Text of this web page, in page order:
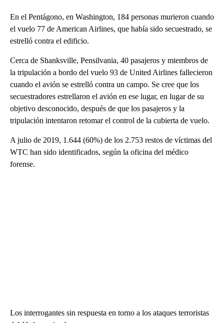
En el Pentágono, en Washington, 184 personas murieron cuando
el vuelo 77 de American Airlines, que había sido secuestrado, se
estrelló contra el edificio.
Cerca de Shanksville, Pensilvania, 40 pasajeros y miembros de
la tripulación a bordo del vuelo 93 de United Airlines fallecieron
cuando el avión se estrelló contra un campo. Se cree que los
secuestradores estrellaron el avión en ese lugar, en lugar de su
objetivo desconocido, después de que los pasajeros y la
tripulación intentaron retomar el control de la cubierta de vuelo.
A julio de 2019, 1.644 (60%) de los 2.753 restos de víctimas del
WTC han sido identificados, según la oficina del médico
forense.
Los interrogantes sin respuesta en torno a los ataques terroristas